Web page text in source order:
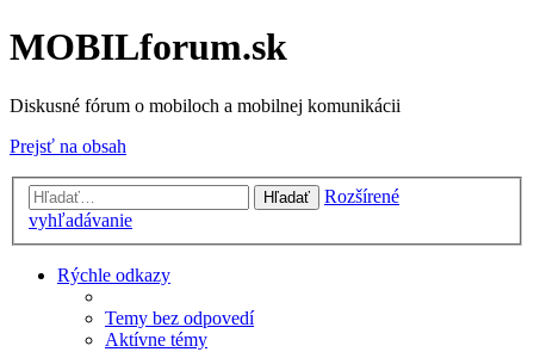
MOBILforum.sk
Diskusné fórum o mobiloch a mobilnej komunikácii
Prejsť na obsah
Hľadať
Rozšírené
vyhľadávanie
Rýchle odkazy
Temy bez odpovedí
Aktívne témy